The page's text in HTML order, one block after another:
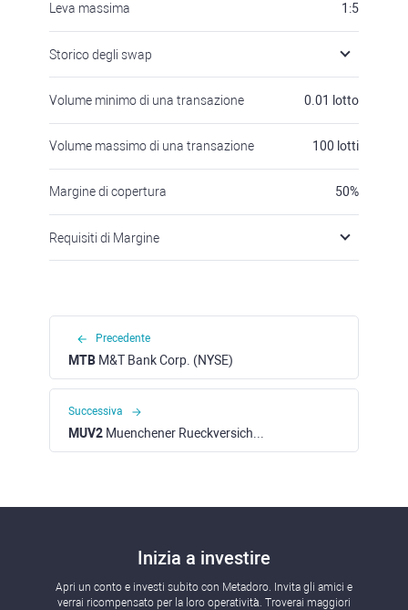
Leva massima 1:5
Storico degli swap
Volume minimo di una transazione 0.01 lotto
Volume massimo di una transazione 100 lotti
Margine di copertura 50%
Requisiti di Margine
Precedente
MTB M&T Bank Corp. (NYSE)
Successiva
MUV2 Muenchener Rueckversicherungs Gesellschaft AG (XETRA)
Inizia a investire
Apri un conto e investi subito con Metadoro. Invita gli amici e
verrai ricompensato per la loro operatività. Troverai maggiori